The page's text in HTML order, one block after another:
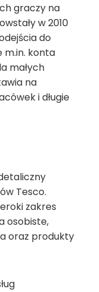
graczy na
w 2010
do
m.in. konta
małych
na
i długie
Tesco.
zakres
osobiste,
oraz produkty